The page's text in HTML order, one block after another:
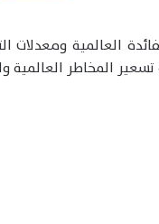
العالمية
المخاطر العالمية